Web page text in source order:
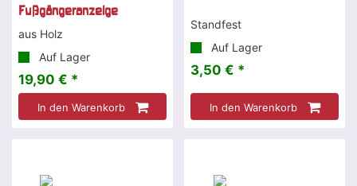
Fußgängeranzeige
aus Holz
Auf Lager
19,90 € *
In den Warenkorb
Standfest
Auf Lager
3,50 € *
In den Warenkorb